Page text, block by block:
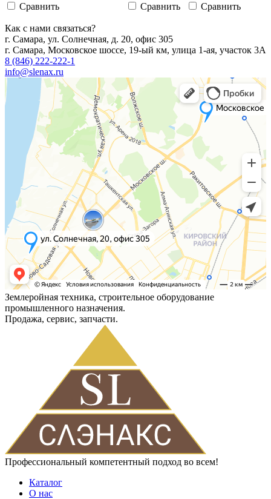
Сравнить
Сравнить
Сравнить
Как с нами связаться?
г. Самара, ул. Солнечная, д. 20, офис 305
г. Самара, Московское шоссе, 19-ый км, улица 1-ая, участок 3А
8 (846) 222-222-1
info@slenax.ru
Землеройная техника, строительное оборудование
промышленного назначения.
Продажа, сервис, запчасти.
Профессиональный компетентный подход во всем!
Каталог
О нас